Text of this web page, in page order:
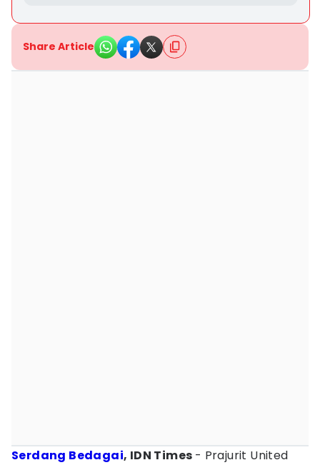
Share Article
Serdang Bedagai, IDN Times - Prajurit United